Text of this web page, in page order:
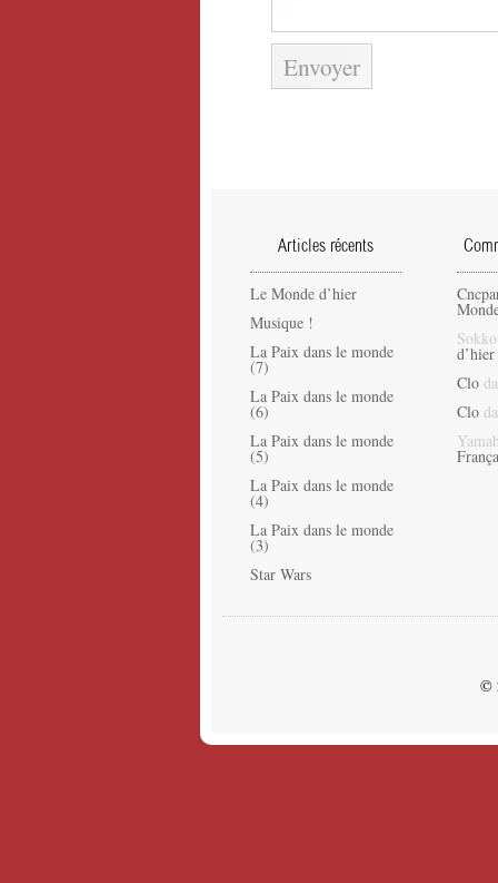
Articles récents
Le Monde d’hier
Musique !
La Paix dans le monde
(7)
La Paix dans le monde
(6)
La Paix dans le monde
(5)
La Paix dans le monde
(4)
La Paix dans le monde
(3)
Star Wars
Sokko
d’hier
Clo
Clo
©